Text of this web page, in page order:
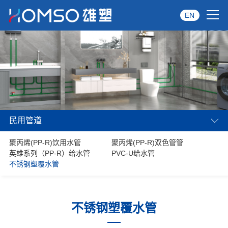
关于雄塑
产品中心
品牌服务
投资者关系
EN
民用管道
聚丙烯(PP-R)饮用水管
聚丙烯(PP-R)双色管管
英雄系列（PP-R）给水管
PVC-U给水管
不锈钢塑覆水管
不锈钢塑覆水管